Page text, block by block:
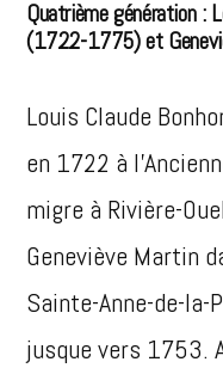
Quatrième génération :
(1722-1775) et
Louis Claude
en 1722 à
migre à Rivière-
Geneviève Martin
Sainte-Anne-de-
jusque vers 1753.